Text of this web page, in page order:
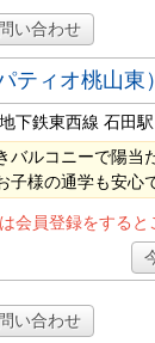
い合わせ
ティオ桃山東）
下鉄東西線 石田駅
バルコニーで陽当
子様の通学も安心
会員登録をすると
い合わせ